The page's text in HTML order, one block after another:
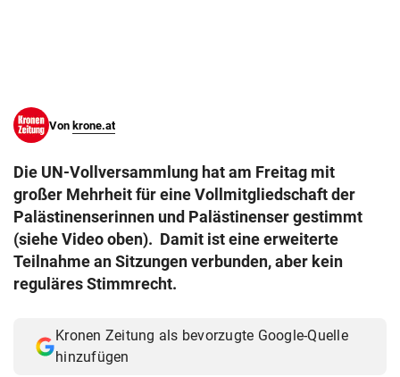
Von krone.at
Die UN-Vollversammlung hat am Freitag mit
großer Mehrheit für eine Vollmitgliedschaft der
Palästinenserinnen und Palästinenser gestimmt
(siehe Video oben). Damit ist eine erweiterte
Teilnahme an Sitzungen verbunden, aber kein
reguläres Stimmrecht.
Kronen Zeitung als bevorzugte Google-Quelle
hinzufügen